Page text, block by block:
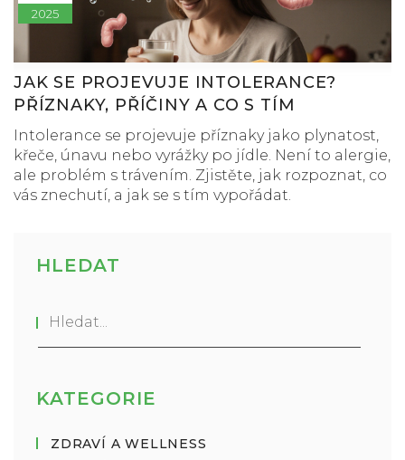
2025
JAK SE PROJEVUJE INTOLERANCE?
PŘÍZNAKY, PŘÍČINY A CO S TÍM
Intolerance se projevuje příznaky jako plynatost,
křeče, únavu nebo vyrážky po jídle. Není to alergie,
ale problém s trávením. Zjistěte, jak rozpoznat, co
vás znechutí, a jak se s tím vypořádat.
HLEDAT
KATEGORIE
ZDRAVÍ A WELLNESS